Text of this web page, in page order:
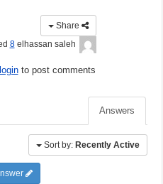
elhassan saleh
asked8 سنوات ago
loginto post comments
Answers
Sort by: Recently Active